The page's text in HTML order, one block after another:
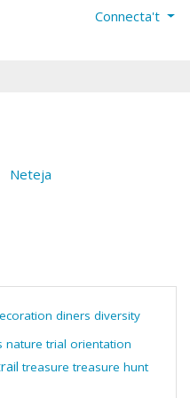
Connecta't
Neteja
diners diversity
nature trial orientation
treasure treasure hunt